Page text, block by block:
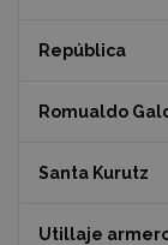
República
Romualdo
Santa Kurutz
Utillaje